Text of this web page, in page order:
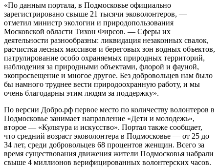
«По данным портала, в Подмосковье официально
зарегистрировано свыше 21 тысячи эковолонтеров, —
отметил министр экологии и природопользования
Московской области Тихон Фирсов. — Сферы их
деятельности разнообразны: ликвидация незаконных свалок,
расчистка лесных массивов и береговых зон водных объектов,
патрулирование особо охраняемых природных территорий,
наблюдения за природными объектами, флорой и фауной,
экопросвещение и многое другое. Без добровольцев нам было
бы намного труднее вести природоохранную работу, и мы
очень благодарны этим людям за поддержку».
По версии Добро.рф первое место по количеству волонтеров в
Подмосковье занимает направление «Дети и молодежь»,
второе — «Культура и искусство». Портал также сообщает,
что средний возраст эковолонтера в Подмосковье — от 25 до
34 лет, среди добровольцев 68 процентов женщин. Всего за
время существования движения жители Подмосковья набрали
свыше 4 миллионов верифицированных волонтерских часов.